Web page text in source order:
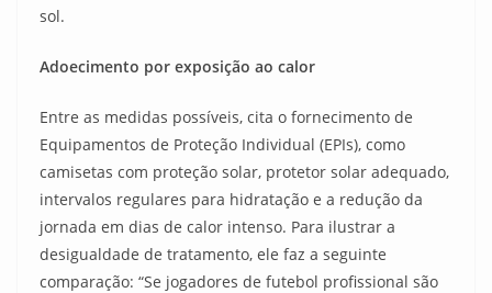
sol.
Adoecimento por exposição ao calor
Entre as medidas possíveis, cita o fornecimento de
Equipamentos de Proteção Individual (EPIs), como
camisetas com proteção solar, protetor solar adequado,
intervalos regulares para hidratação e a redução da
jornada em dias de calor intenso. Para ilustrar a
desigualdade de tratamento, ele faz a seguinte
comparação: “Se jogadores de futebol profissional são